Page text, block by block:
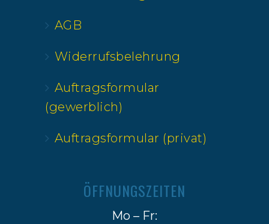
AGB
Widerrufsbelehrung
Auftragsformular
(gewerblich)
Auftragsformular (privat)
ÖFFNUNGSZEITEN
Mo – Fr: